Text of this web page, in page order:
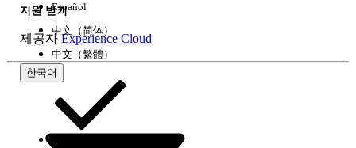
지원 받기
제공자 Experience Cloud
한국어
Español
中文（简体）
中文（繁體）